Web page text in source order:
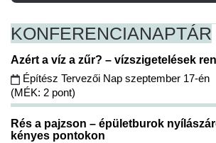
KONFERENCIANAPTÁR
Azért a víz a zűr? – vízszigetelések
Építész Tervezői Nap szeptember 17-én
(MÉK: 2 pont)
Rés a pajzson – épületburok
kényes pontokon